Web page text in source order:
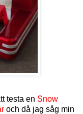
testa en Snow
och då jag såg min